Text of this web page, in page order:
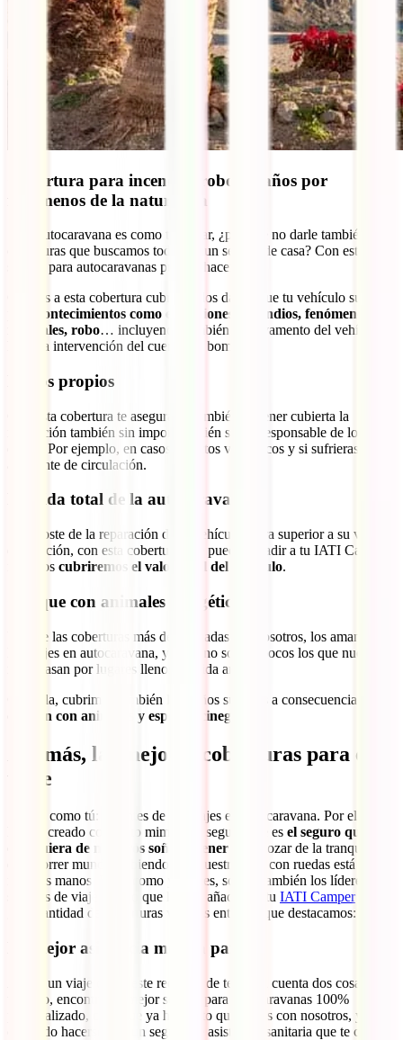
Cobertura para incendio, robo o daños por
fenómenos de la naturaleza
Si tu autocaravana es como tu hogar, ¿por qué no darle también
coberturas que buscamos todos en un seguro de casa? Con este
seguro para autocaravanas puedes hacerlo.
Gracias a esta cobertura cubrimos los daños que tu vehículo sufra
acontecimientos como explosiones, incendios, fenómenos
naturales, robo… incluyendo también el salvamento del vehículo o
hasta la intervención del cuerpo de bomberos.
Daños propios
Con esta cobertura te asegurarás también de tener cubierta la
reparación también sin importar quién sea el responsable de los
daños. Por ejemplo, en casos de actos vandálicos y si sufrieras un
accidente de circulación.
Pérdida total de la autocaravana
Si el coste de la reparación de tu vehículo fuera superior a su valor
de tasación, con esta cobertura que puedes añadir a tu IATI Camper,
nosotros cubriremos el valor total del vehículo.
Choque con animales cinegéticos
Una de las coberturas más demandadas por nosotros, los amantes de
los viajes en autocaravana, ya que no somos pocos los que nuestras
rutas pasan por lugares llenos de vida animal.
Con ella, cubrimos también los daños sufridos a consecuencia de
colisión con animales y especies cinegéticas
Además, las mejores coberturas para el
viaje
Somos como tú: amantes de los viajes en autocaravana. Por ello
hemos creado con tanto mimo este seguro que es el seguro que
cualquiera de nosotros soñaría tener para gozar de la tranquilidad
de recorrer mundo, sabiendo que nuestra casa con ruedas está en las
mejores manos. Pero, como ya sabes, somos también los líderes en
seguros de viaje, por lo que hemos añadido a tu IATI Camper
gran cantidad de coberturas viajeras entre las que destacamos:
La mejor asistencia médica para ti
Antes, un viaje como este requería de tener en cuenta dos cosas. Por
un lado, encontrar el mejor seguro para autocaravanas 100%
personalizado, cosa que ya has visto que tienes con nosotros, y por
otro lado hacerse con un seguro de asistencia sanitaria que te cubra a